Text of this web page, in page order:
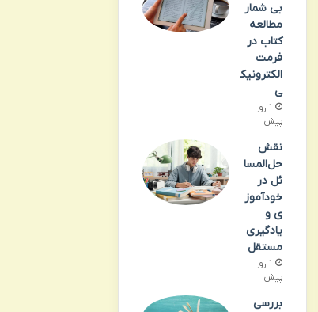
بی شمار
مطالعه
کتاب در
فرمت
الکترونیک
ی
1 روز
پیش
نقش
حل‌المسا
ئل در
خودآموز
ی و
یادگیری
مستقل
1 روز
پیش
بررسی